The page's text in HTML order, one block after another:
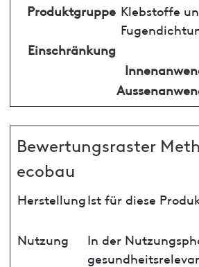
Produktgruppe Klebstoffe
Einschränkung
Bewertungsraster
ecobau
HerstellungIst für diese
Nutzung
In der